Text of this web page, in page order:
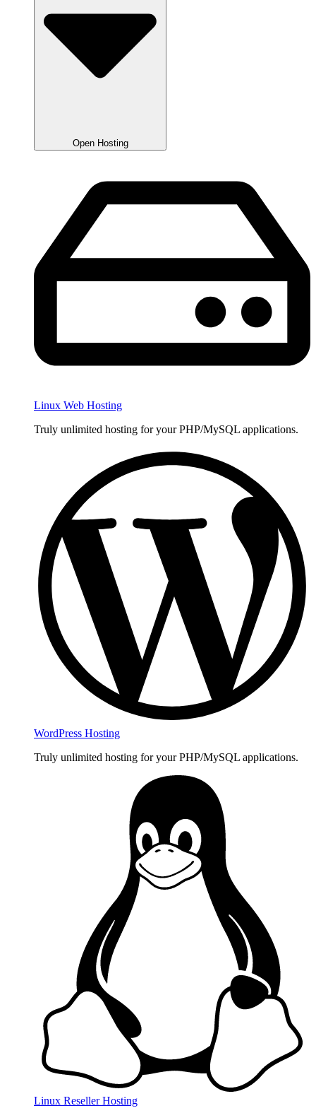
Open Hosting
Linux Web Hosting
Truly unlimited hosting for your PHP/MySQL applications.
WordPress Hosting
Truly unlimited hosting for your PHP/MySQL applications.
Linux Reseller Hosting